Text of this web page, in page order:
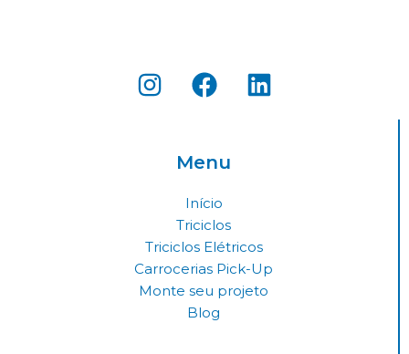
I
n
a
m
F
a
b
o
o
k
L
i
n
Menu
Início
Triciclos
Triciclos Elétricos
Carrocerias Pick-Up
Monte seu projeto
Blog